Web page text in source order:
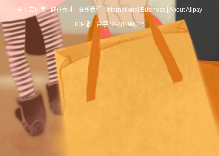
关于支付宝|诚征英才 联系我们 International Business About Alipay
ICP证：合字B2-20190046